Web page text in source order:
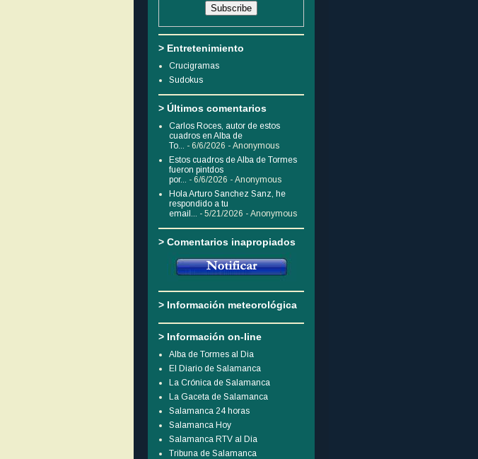
> Entretenimiento
Crucigramas
Sudokus
> Últimos comentarios
Carlos Roces, autor de estos
cuadros en Alba de
To... - 6/6/2026 - Anonymous
Estos cuadros de Alba de Tormes
fueron pintdos
por... - 6/6/2026 - Anonymous
Hola Arturo Sanchez Sanz, he
respondido a tu
email... - 5/21/2026 - Anonymous
> Comentarios inapropiados
> Información meteorológica
> Información on-line
Alba de Tormes al Dia
El Diario de Salamanca
La Crónica de Salamanca
La Gaceta de Salamanca
Salamanca 24 horas
Salamanca Hoy
Salamanca RTV al Día
Tribuna de Salamanca